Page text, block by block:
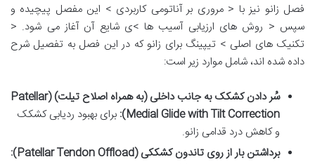
فصل زانو نیز با < مروری بر آناتومی کاربردی > این مفصل پیچیده و
سپس < روش های ارزیابی آسیب ها >ی شایع آن آغاز می شود. <
تکنیک های اصلی > تیپینگ برای زانو که در این فصل به تفصیل شرح
داده شده اند، شامل موارد زیر است:
سُر دادن کشکک به جانب داخلی (به همراه اصلاح تیلت) (Patellar
Medial Glide with Tilt Correction): برای بهبود ردیابی کشکک
و کاهش درد قدامی زانو.
برداشتن بار از روی تاندون کشککی (Patellar Tendon Offload):